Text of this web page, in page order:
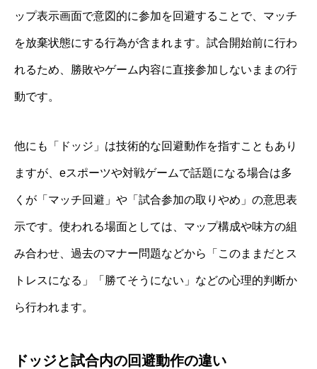
ップ表示画面で意図的に参加を回避することで、マッチ
を放棄状態にする行為が含まれます。試合開始前に行わ
れるため、勝敗やゲーム内容に直接参加しないままの行
動です。
他にも「ドッジ」は技術的な回避動作を指すこともあり
ますが、eスポーツや対戦ゲームで話題になる場合は多
くが「マッチ回避」や「試合参加の取りやめ」の意思表
示です。使われる場面としては、マップ構成や味方の組
み合わせ、過去のマナー問題などから「このままだとス
トレスになる」「勝てそうにない」などの心理的判断か
ら行われます。
ドッジと試合内の回避動作の違い